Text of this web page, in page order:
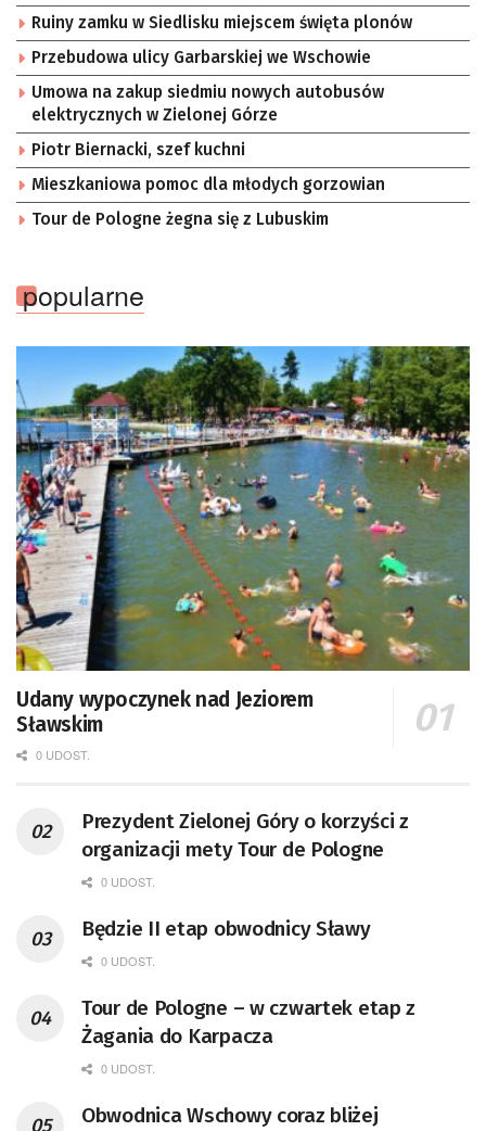
Ruiny zamku w Siedlisku miejscem święta plonów
Przebudowa ulicy Garbarskiej we Wschowie
Umowa na zakup siedmiu nowych autobusów
elektrycznych w Zielonej Górze
Piotr Biernacki, szef kuchni
Mieszkaniowa pomoc dla młodych gorzowian
Tour de Pologne żegna się z Lubuskim
popularne
Udany wypoczynek nad Jeziorem
Sławskim
0 UDOST.
Prezydent Zielonej Góry o korzyści z
organizacji mety Tour de Pologne
0 UDOST.
Będzie II etap obwodnicy Sławy
0 UDOST.
Tour de Pologne – w czwartek etap z
Żagania do Karpacza
0 UDOST.
Obwodnica Wschowy coraz bliżej